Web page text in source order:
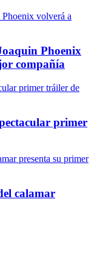
Phoenix
compañía
primer
calamar